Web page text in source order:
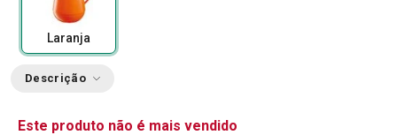
Laranja
Descrição
Este produto não é mais vendido